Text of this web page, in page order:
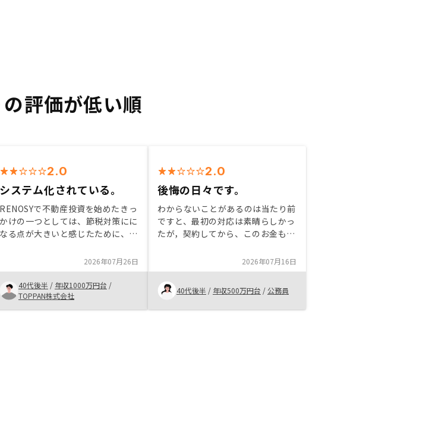
の評価が低い順
2.0
システム化されている。
RENOSYで不動産投資を始めたきっ
かけの一つとしては、節税対策にに
なる点が大きいと感じたために、ま
面談にて対応をして、不足している
知識や聞きたい事や不安な点を相談
を行えた。
2026年07月26日
40代後半 / 年収1000万円台 /
TOPPAN株式会社
2.0
後悔の日々です。
わからないことがあるのは当たり前
ですと、最初の対応は素晴らしかっ
たが，契約してから、このお金もこ
かった。その都度『ちゃんと説明し
ました』と言われ続けたが、メモも
していない、文書でももらっていな
い、どこにも記載されていなかっ
た。お金に関しては大切なことなの
2026年07月16日
40代後半 / 年収500万円台 / 公務員